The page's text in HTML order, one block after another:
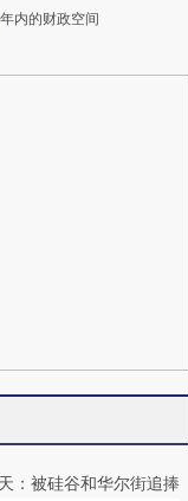
年内的财政空间
：被硅谷和华尔街追捧